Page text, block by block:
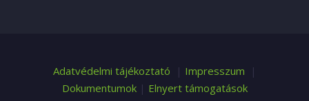
Adatvédelmi tájékoztató | Impresszum
|
Dokumentumok| Elnyert támogatások